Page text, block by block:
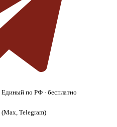
Единый по РФ · бесплатно
(Max, Telegram)